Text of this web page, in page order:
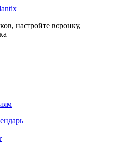
настройте воронку,